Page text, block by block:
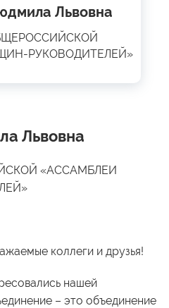
Львовна
РУКОВОДИТЕЛЕЙ»
Львовна
«АССАМБЛЕИ
коллеги и друзья!
нашей
– это объединение